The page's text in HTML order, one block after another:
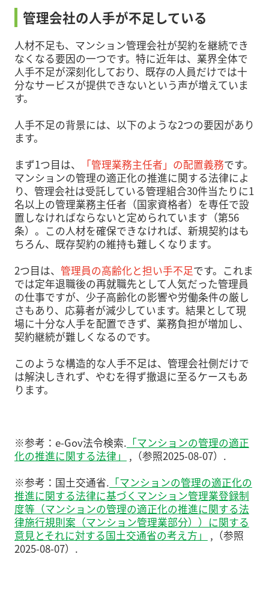
管理会社の人手が不足している
人材不足も、マンション管理会社が契約を継続でき
なくなる要因の一つです。特に近年は、業界全体で
人手不足が深刻化しており、既存の人員だけでは十
分なサービスが提供できないという声が増えていま
す。
人手不足の背景には、以下のような2つの要因があり
ます。
まず1つ目は、
「管理業務主任者」の配置義務です。
マンションの管理の適正化の推進に関する法律によ
り、管理会社は受託している管理組合30件当たりに1
名以上の管理業務主任者（国家資格者）を専任で設
置しなければならないと定められています（第56
条）。この人材を確保できなければ、新規契約はも
ちろん、既存契約の維持も難しくなります。
2つ目は、 管理員の高齢化と担い手不足です。これま
では定年退職後の再就職先として人気だった管理員
の仕事ですが、少子高齢化の影響や労働条件の厳し
さもあり、応募者が減少しています。結果として現
場に十分な人手を配置できず、業務負担が増加し、
契約継続が難しくなるのです。
このような構造的な人手不足は、管理会社側だけで
は解決しきれず、やむを得ず撤退に至るケースもあ
ります。
※参考：e-Gov法令検索. 「マンションの管理の適正
化の推進に関する法律」
,（参照2025-08-07）.
※参考：国土交通省. 「マンションの管理の適正化の
推進に関する法律に基づくマンション管理業登録制
度等（マンションの管理の適正化の推進に関する法
律施行規則案（マンション管理業部分））に関する
意見とそれに対する国土交通省の考え方」
,（参照
2025-08-07）.